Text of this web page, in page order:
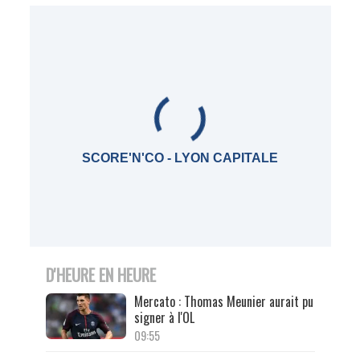
SCORE'N'CO - LYON CAPITALE
D'HEURE EN HEURE
Mercato : Thomas Meunier aurait pu
signer à l'OL
09:55